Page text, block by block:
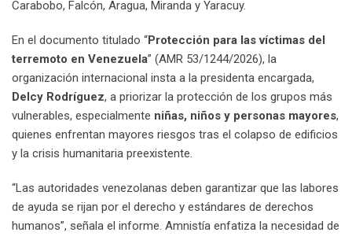
Carabobo, Falcón, Aragua, Miranda y Yaracuy.
En el documento titulado “Protección para las víctimas del
terremoto en Venezuela” (AMR 53/1244/2026), la
organización internacional insta a la presidenta encargada,
Delcy Rodríguez, a priorizar la protección de los grupos más
vulnerables, especialmente niñas, niños y personas mayores,
quienes enfrentan mayores riesgos tras el colapso de edificios
y la crisis humanitaria preexistente.
“Las autoridades venezolanas deben garantizar que las labores
de ayuda se rijan por el derecho y estándares de derechos
humanos”, señala el informe. Amnistía enfatiza la necesidad de